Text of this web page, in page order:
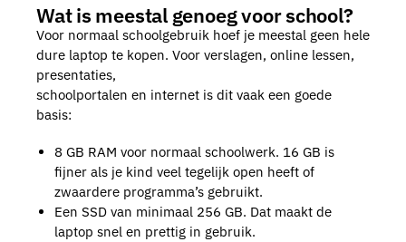
Wat is meestal genoeg voor school?
Voor normaal schoolgebruik hoef je meestal geen hele
dure laptop te kopen. Voor verslagen, online lessen,
presentaties,
schoolportalen en internet is dit vaak een goede
basis:
8 GB RAM voor normaal schoolwerk. 16 GB is
fijner als je kind veel tegelijk open heeft of
zwaardere programma’s gebruikt.
Een SSD van minimaal 256 GB. Dat maakt de
laptop snel en prettig in gebruik.